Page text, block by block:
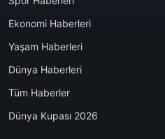
Ekonomi Haberleri
Yaşam Haberleri
Dünya Haberleri
Tüm Haberler
Dünya Kupası 2026